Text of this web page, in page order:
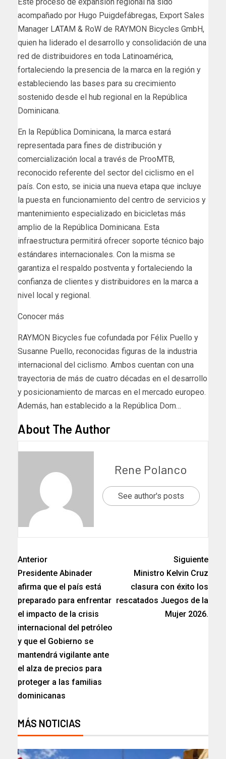
acompañado por Hugo Puigdefábregas, Export Sales
Manager LATAM & RoW de RAYMON Bicycles GmbH,
quien ha liderado el desarrollo y consolidación de una
red de distribuidores en toda Latinoamérica,
fortaleciendo la presencia de la marca en la región y
estableciendo las bases para su crecimiento
sostenido desde el hub regional en la República
Dominicana.
En la República Dominicana, la marca estará
representada para fines de distribución y
comercialización local a través de ProoMTB,
reconocido referente del sector del ciclismo en el
país. Con esto, se inicia una nueva etapa que incluye
la puesta en funcionamiento del centro de servicios y
mantenimiento especializado en bicicletas más
amplio de la República Dominicana. Esta
infraestructura permitirá ofrecer soporte técnico bajo
estándares internacionales. Con la misma se
garantiza el respaldo postventa y fortaleciendo la
confianza de clientes y distribuidores en la marca a
nivel local y regional.
Conocer más
RAYMON Bicycles fue cofundada por Félix Puello y
Susanne Puello, reconocidas figuras de la industria
internacional del ciclismo. Ambos cuentan con una
trayectoria de más de cuatro décadas en el desarrollo
y posicionamiento de marcas en el mercado europeo.
Además, han establecido a la República Dom…
About The Author
Rene Polanco
See author's posts
Anterior
Presidente Abinader
afirma que el país está
preparado para enfrentar
el impacto de la crisis
internacional del petróleo
y que el Gobierno se
mantendrá vigilante ante
el alza de precios para
proteger a las familias
dominicanas
Siguiente
Ministro Kelvin Cruz
clasura con éxito los
rescatados Juegos de la
Mujer 2026.
MÁS NOTICIAS